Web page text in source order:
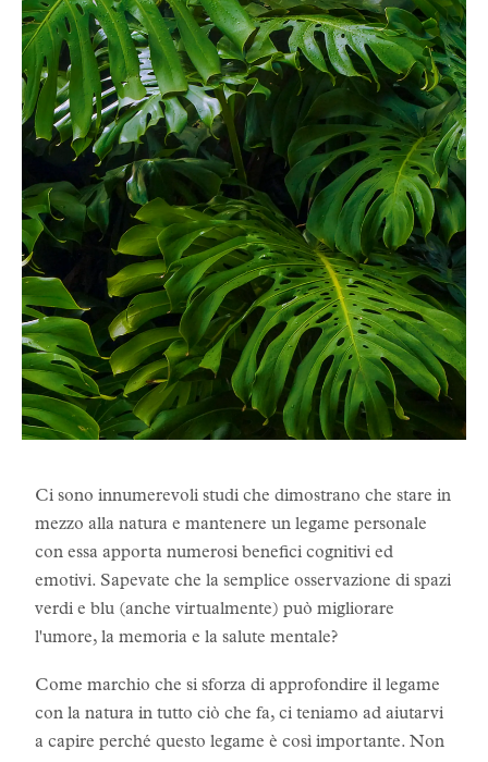
Ci sono innumerevoli studi che dimostrano che stare in
mezzo alla natura e mantenere un legame personale
con essa apporta numerosi benefici cognitivi ed
emotivi. Sapevate che la semplice osservazione di spazi
verdi e blu (anche virtualmente) può migliorare
l'umore, la memoria e la salute mentale?
Come marchio che si sforza di approfondire il legame
con la natura in tutto ciò che fa, ci teniamo ad aiutarvi
a capire perché questo legame è così importante. Non